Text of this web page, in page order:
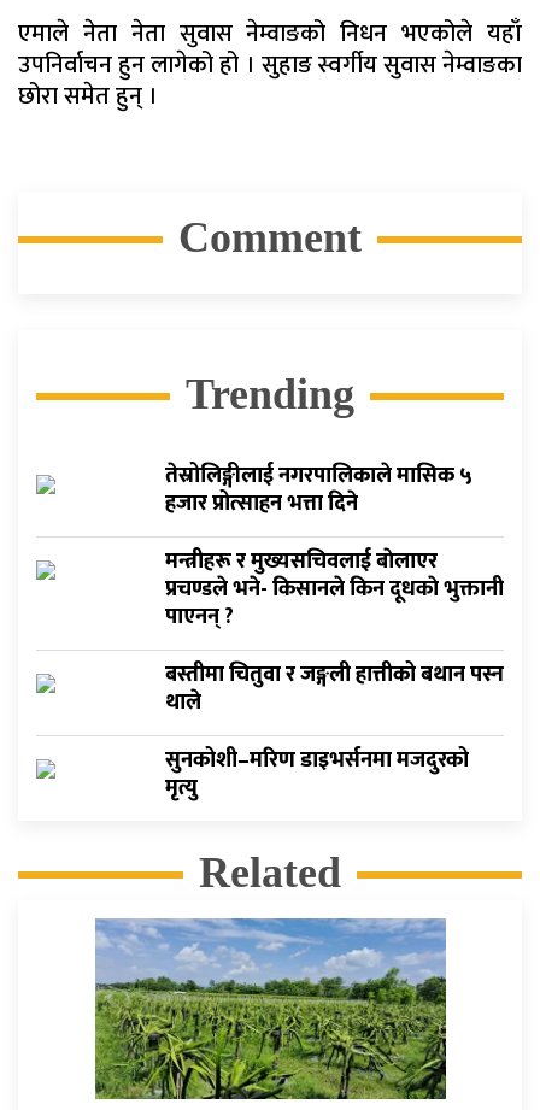
एमाले नेता नेता सुवास नेम्वाङको निधन भएकोले यहाँ
उपनिर्वाचन हुन लागेको हो । सुहाङ स्वर्गीय सुवास नेम्वाङका
छोरा समेत हुन् ।
Comment
Trending
तेस्रोलिङ्गीलाई नगरपालिकाले मासिक ५
हजार प्रोत्साहन भत्ता दिने
मन्त्रीहरू र मुख्यसचिवलाई बाेलाएर
प्रचण्डले भने- किसानले किन दूधकाे भुक्तानी
पाएनन् ?
बस्तीमा चितुवा र जङ्गली हात्तीको बथान पस्न
थाले
सुनकोशी–मरिण डाइभर्सनमा मजदुरको
मृत्यु
Related